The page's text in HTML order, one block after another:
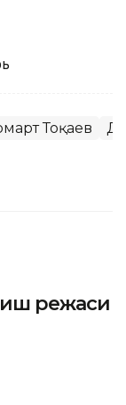
Тоқаев
режаси